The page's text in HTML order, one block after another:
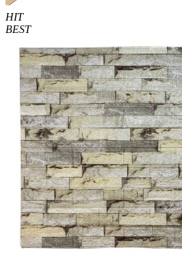
HIT
BEST